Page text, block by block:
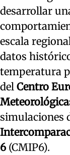
desarrollar
escala
datos
temperatura
del Centro
simulaciones
6 (CMIP6).